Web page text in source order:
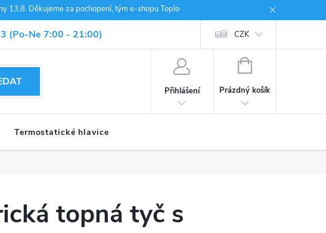
13.8. Děkujeme za pochopení, tým e-shopu Toplo
(Po-Ne 7:00 - 21:00) CZK
Přihlášení
NÁKUPNÍ
Prázdný košík
Termostatické hlavice
topná tyč s